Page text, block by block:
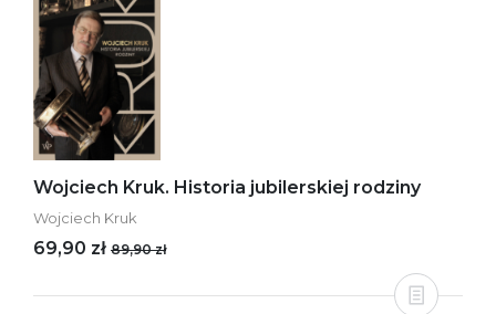
Wojciech Kruk. Historia jubilerskiej rodziny
Wojciech Kruk
69,90 zł 89,90 zł